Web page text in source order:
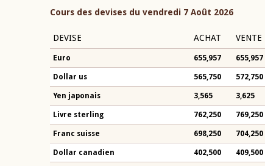
Cours des devises du vendredi 7 Août 2026
DEVISE ACHAT VENTE
Euro 655,957 655,957
Dollar us 565,750 572,750
Yen japonais 3,565 3,625
Livre sterling 762,250 769,250
Franc suisse 698,250 704,250
Dollar canadien 402,500 409,500